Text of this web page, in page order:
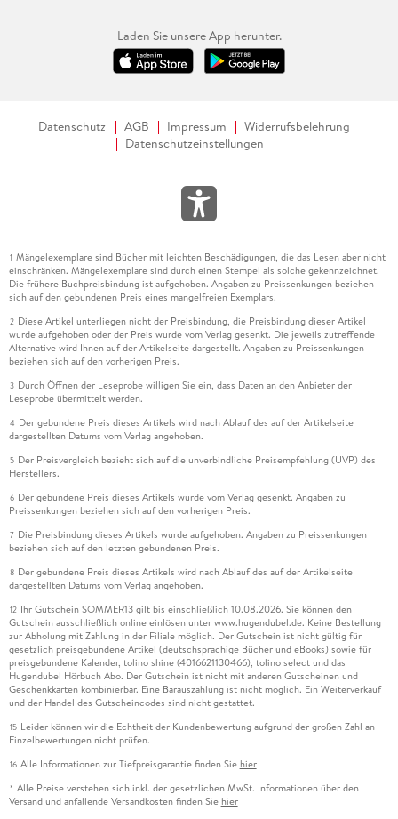
Laden Sie unsere App herunter.
Datenschutz AGB Impressum
Widerrufsbelehrung
Datenschutzeinstellungen
1 Mängelexemplare sind Bücher mit leichten Beschädigungen, die das Lesen aber nicht
einschränken. Mängelexemplare sind durch einen Stempel als solche gekennzeichnet.
Die frühere Buchpreisbindung ist aufgehoben. Angaben zu Preissenkungen beziehen
sich auf den gebundenen Preis eines mangelfreien Exemplars.
2 Diese Artikel unterliegen nicht der Preisbindung, die Preisbindung dieser Artikel
wurde aufgehoben oder der Preis wurde vom Verlag gesenkt. Die jeweils zutreffende
Alternative wird Ihnen auf der Artikelseite dargestellt. Angaben zu Preissenkungen
beziehen sich auf den vorherigen Preis.
3 Durch Öffnen der Leseprobe willigen Sie ein, dass Daten an den Anbieter der
Leseprobe übermittelt werden.
4 Der gebundene Preis dieses Artikels wird nach Ablauf des auf der Artikelseite
dargestellten Datums vom Verlag angehoben.
5 Der Preisvergleich bezieht sich auf die unverbindliche Preisempfehlung (UVP) des
Herstellers.
6 Der gebundene Preis dieses Artikels wurde vom Verlag gesenkt. Angaben zu
Preissenkungen beziehen sich auf den vorherigen Preis.
7 Die Preisbindung dieses Artikels wurde aufgehoben. Angaben zu Preissenkungen
beziehen sich auf den letzten gebundenen Preis.
8 Der gebundene Preis dieses Artikels wird nach Ablauf des auf der Artikelseite
dargestellten Datums vom Verlag angehoben.
12 Ihr Gutschein SOMMER13 gilt bis einschließlich 10.08.2026. Sie können den
Gutschein ausschließlich online einlösen unter www.hugendubel.de. Keine Bestellung
zur Abholung mit Zahlung in der Filiale möglich. Der Gutschein ist nicht gültig für
gesetzlich preisgebundene Artikel (deutschsprachige Bücher und eBooks) sowie für
preisgebundene Kalender, tolino shine (4016621130466), tolino select und das
Hugendubel Hörbuch Abo. Der Gutschein ist nicht mit anderen Gutscheinen und
Geschenkkarten kombinierbar. Eine Barauszahlung ist nicht möglich. Ein Weiterverkauf
und der Handel des Gutscheincodes sind nicht gestattet.
15 Leider können wir die Echtheit der Kundenbewertung aufgrund der großen Zahl an
Einzelbewertungen nicht prüfen.
16 Alle Informationen zur Tiefpreisgarantie finden Sie hier
* Alle Preise verstehen sich inkl. der gesetzlichen MwSt. Informationen über den
Versand und anfallende Versandkosten finden Sie hier